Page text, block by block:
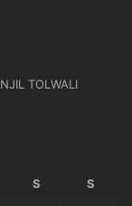
TOLWALI
S S